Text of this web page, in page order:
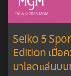
Seiko 5
Edition เมื่อ
มาโลดแล่นบ